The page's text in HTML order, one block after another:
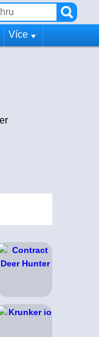
Více